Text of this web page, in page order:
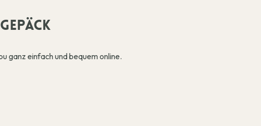
ganz einfach und bequem online.